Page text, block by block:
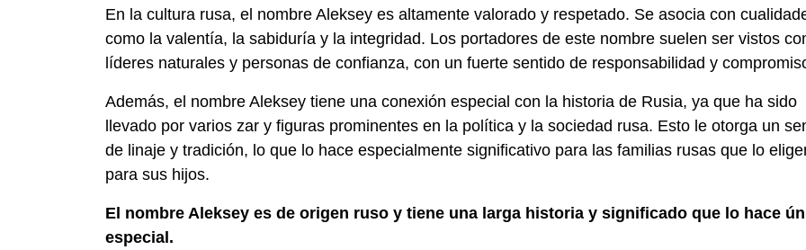
En la cultura rusa, el nombre Aleksey es altamente valorado y respetado. Se asocia con
como la valentía, la sabiduría y la integridad. Los portadores de este nombre suelen ser vistos
líderes naturales y personas de confianza, con un fuerte sentido de responsabilidad y
Además, el nombre Aleksey tiene una conexión especial con la historia de Rusia, ya que ha sido
llevado por varios zar y figuras prominentes en la política y la sociedad rusa. Esto le otorga un
de linaje y tradición, lo que lo hace especialmente significativo para las familias rusas que lo
para sus hijos.
El nombre Aleksey es de origen ruso y tiene una larga historia y significado que lo hace
especial.